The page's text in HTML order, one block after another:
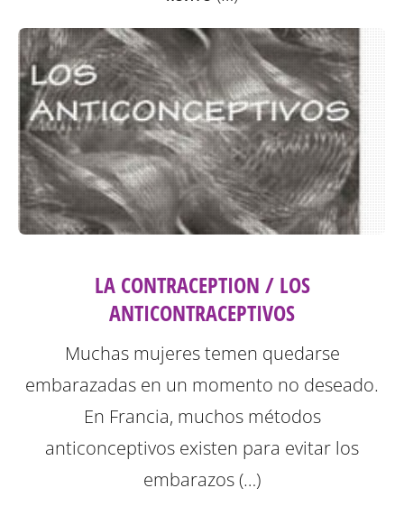
LA CONTRACEPTION / LOS
ANTICONTRACEPTIVOS
Muchas mujeres temen quedarse
embarazadas en un momento no deseado.
En Francia, muchos métodos
anticonceptivos existen para evitar los
embarazos (…)